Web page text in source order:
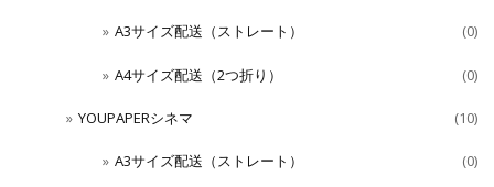
A3サイズ配送（ストレート） (0)
A4サイズ配送（2つ折り） (0)
YOUPAPERシネマ (10)
A3サイズ配送（ストレート） (0)